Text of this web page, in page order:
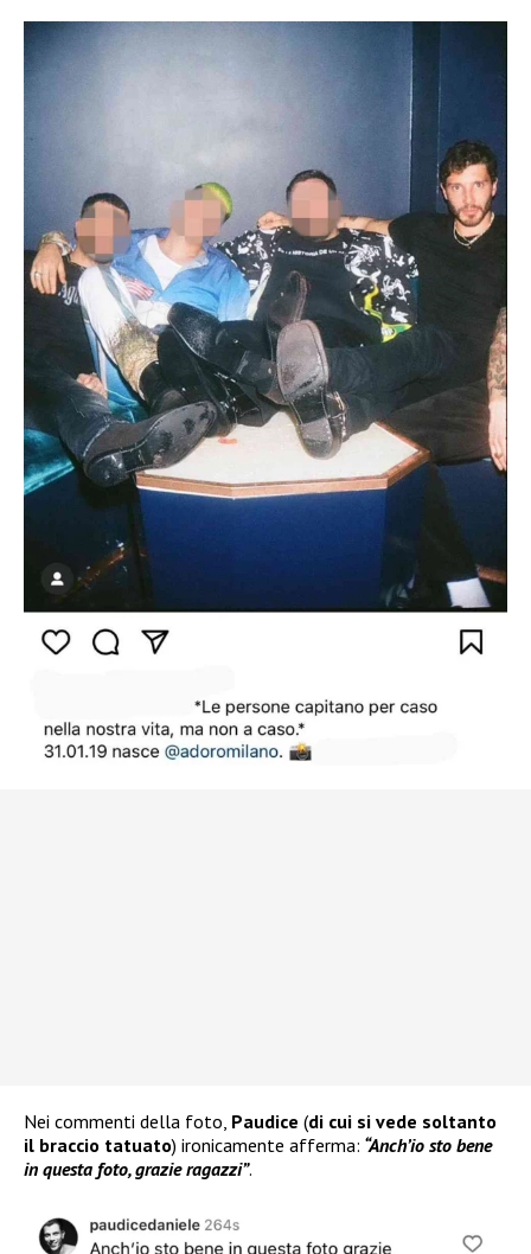
Nei commenti della foto, Paudice (di cui si vede soltanto
il braccio tatuato) ironicamente afferma: “Anch’io sto bene
in questa foto, grazie ragazzi”.